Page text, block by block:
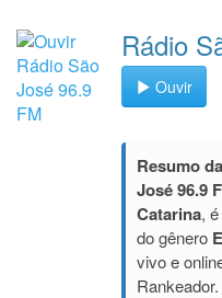
Rádio
Ouvir
Resumo
José 96.9
Catarina,
do gênero
vivo e
Rankeador.